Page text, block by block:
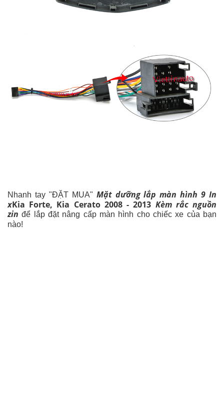
Nhanh tay "ĐẶT MUA" Mặt dưỡng lắp màn hình 9 In
xKia Forte, Kia Cerato 2008 - 2013 Kèm rắc nguồn
zin để lắp đặt nâng cấp màn hình cho chiếc xe của bạn
nào!